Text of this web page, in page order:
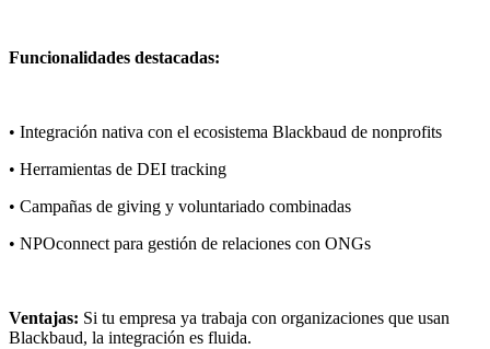
Funcionalidades destacadas:
• Integración nativa con el ecosistema Blackbaud de nonprofits
• Herramientas de DEI tracking
• Campañas de giving y voluntariado combinadas
• NPOconnect para gestión de relaciones con ONGs
Ventajas: Si tu empresa ya trabaja con organizaciones que usan
Blackbaud, la integración es fluida.